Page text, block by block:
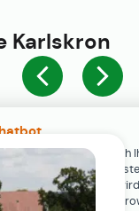
Chatbot steht erst nach
in den Cookie-
Der Chat-Verlauf
lokal in Ihrem
Karlskron